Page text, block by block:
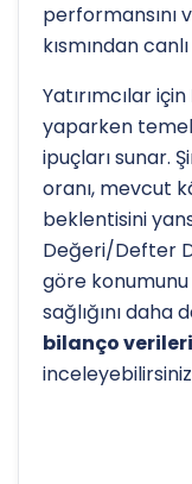
performansını
kısmından
Yatırımcılar için
yaparken
ipuçları sunar.
oranı, mevcut
beklentisini
Değeri/Defter
göre
sağlığını
bilanço
Hissenin uzun